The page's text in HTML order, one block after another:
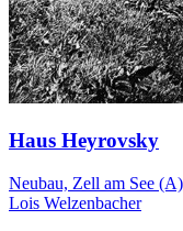
Haus Heyrovsky
Neubau, Zell am See
Lois Welzenbacher